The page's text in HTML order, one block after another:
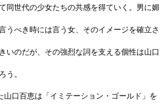
同世代の少女たちの共感を得ていく。男に媚
うべき時には言う女、そのイメージを確立さ
いのだが、その強烈な詞を支える個性は山口
う。
口百恵は「イミテーション・ゴールド」を